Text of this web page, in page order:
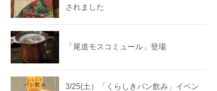
されました
「尾道モスコミュール」登場
3/25(土）「くらしきパン飲み」イベン